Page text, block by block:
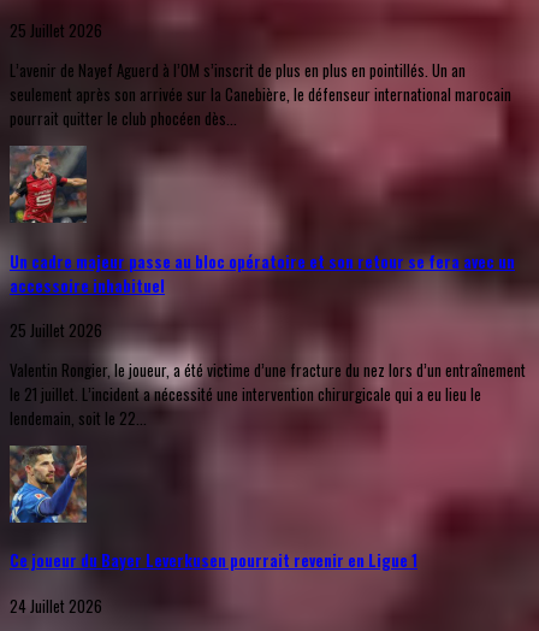
25 Juillet 2026
L’avenir de Nayef Aguerd à l’OM s’inscrit de plus en plus en pointillés. Un an
seulement après son arrivée sur la Canebière, le défenseur international marocain
pourrait quitter le club phocéen dès...
Un cadre majeur passe au bloc opératoire et son retour se fera avec un
accessoire inhabituel
25 Juillet 2026
Valentin Rongier, le joueur, a été victime d’une fracture du nez lors d’un entraînement
le 21 juillet. L’incident a nécessité une intervention chirurgicale qui a eu lieu le
lendemain, soit le 22...
Ce joueur du Bayer Leverkusen pourrait revenir en Ligue 1
24 Juillet 2026